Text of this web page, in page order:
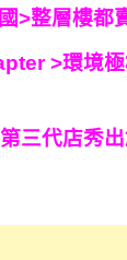
>整層樓都
>環境
三代店秀